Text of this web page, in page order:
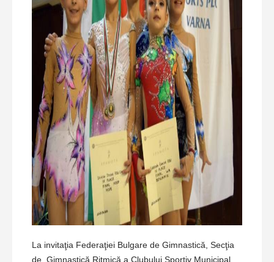
La invitaţia Federaţiei Bulgare de Gimnastică, Secţia
de Gimnastică Ritmică a Clubului Sportiv Municipal